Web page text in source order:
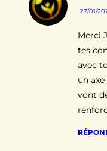
27/01/
Merci
tes
avec
un
vont